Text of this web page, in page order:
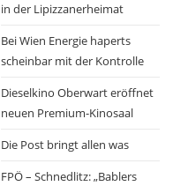
in der Lipizzanerheimat
Bei Wien Energie haperts
scheinbar mit der Kontrolle
Dieselkino Oberwart eröffnet
neuen Premium-Kinosaal
Die Post bringt allen was
FPÖ – Schnedlitz: „Bablers